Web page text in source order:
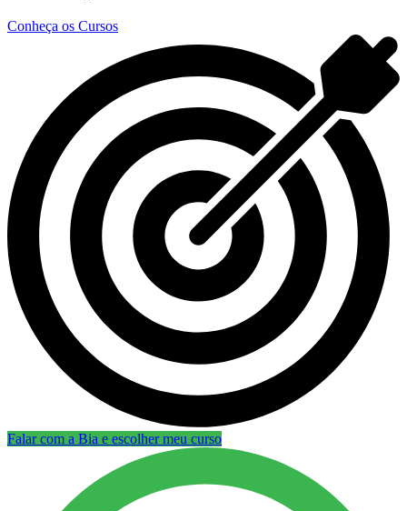
Conheça os Cursos
Falar com a Bia e escolher meu curso